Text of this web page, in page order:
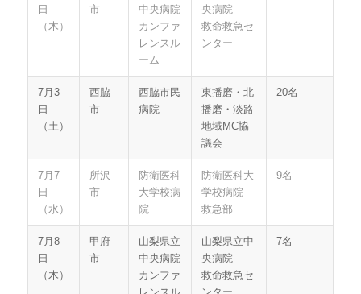
日
（木）
市
中央病院
カンファ
レンスル
ーム
央病院
救命救急セ
ンター
7月3
日
（土）
西脇
市
西脇市民
病院
東播磨・北
播磨・淡路
地域MC協
議会
20名
7月7
日
（水）
所沢
市
防衛医科
大学校病
院
防衛医科大
学校病院
救急部
9名
7月8
日
（木）
甲府
市
山梨県立
中央病院
カンファ
山梨県立中
央病院
救命救急セ
7名